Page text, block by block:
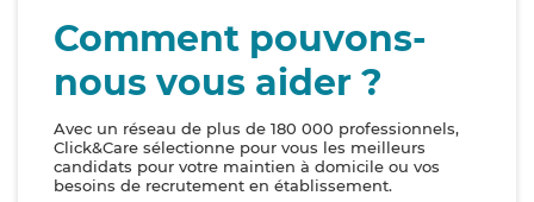
Comment pouvons-
nous vous aider ?
Avec un réseau de plus de 180 000 professionnels,
Click&Care sélectionne pour vous les meilleurs
candidats pour votre maintien à domicile ou vos
besoins de recrutement en établissement.